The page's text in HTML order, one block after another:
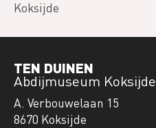
Koksijde
TEN DUINEN
Abdijmuseum Koksijde
A. Verbouwelaan 15
8670 Koksijde